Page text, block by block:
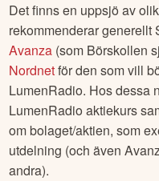
Det finns en uppsjö av
rekommenderar
Avanza (som Börskollen
Nordnetför den som vill
LumenRadio. Hos dessa
LumenRadio aktiekurs
om bolaget/aktien, som
utdelning (och även
andra).